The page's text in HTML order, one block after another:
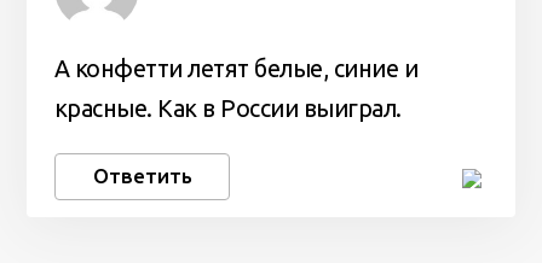
А конфетти летят белые, синие и
красные. Как в России выиграл.
Ответить